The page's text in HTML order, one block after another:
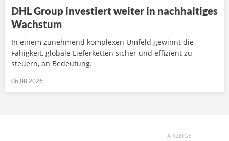
DHL Group investiert weiter in nachhaltiges
Wachstum
In einem zunehmend komplexen Umfeld gewinnt die
Fähigkeit, globale Lieferketten sicher und effizient zu
steuern, an Bedeutung.
06.08.2026
ANZEIGE